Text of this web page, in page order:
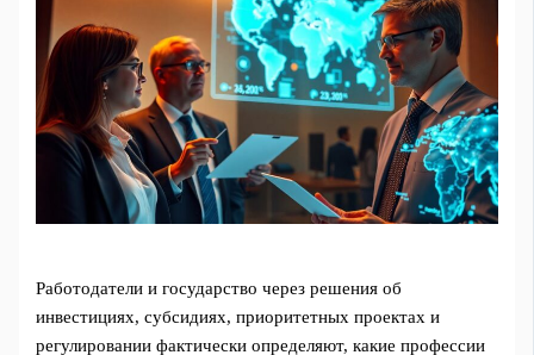
Работодатели и государство через решения об
инвестициях, субсидиях, приоритетных проектах и
регулировании фактически определяют, какие профессии